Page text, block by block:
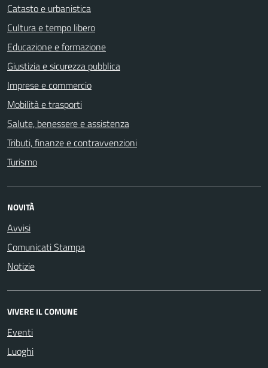
Catasto e urbanistica
Cultura e tempo libero
Educazione e formazione
Giustizia e sicurezza pubblica
Imprese e commercio
Mobilità e trasporti
Salute, benessere e assistenza
Tributi, finanze e contravvenzioni
Turismo
NOVITÀ
Avvisi
Comunicati Stampa
Notizie
VIVERE IL COMUNE
Eventi
Luoghi